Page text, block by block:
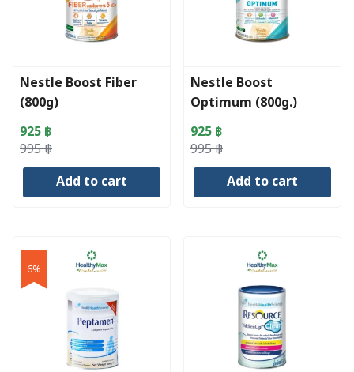
Nestle Boost Fiber
(800g)
995฿
Original
price
925 ฿
Current
price
Add to cart
Nestle Boost
Optimum (800g.)
995฿
Original
price
925 ฿
Current
price
Add to cart
6%